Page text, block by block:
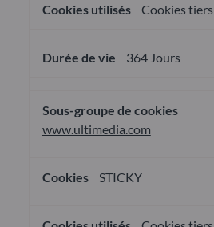
Cookies tiers
364 Jours
www.ultimedia.com
STICKY